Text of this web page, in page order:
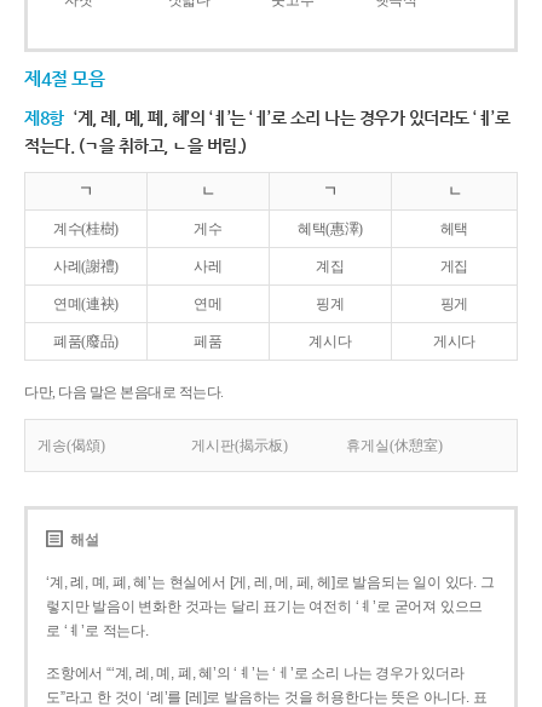
제4절 모음
제8항 ‘계, 례, 몌, 폐, 혜’의 ‘ㅖ’는 ‘ㅔ’로 소리 나는 경우가 있더라도 ‘ㅖ’로
적는다. (ㄱ을 취하고, ㄴ을 버림.)
ㄱ ㄴ ㄱ ㄴ
계수(桂樹) 게수 혜택(惠澤) 헤택
사례(謝禮) 사레 계집 게집
연몌(連袂) 연메 핑계 핑게
폐품(廢品) 페품 계시다 게시다
다만, 다음 말은 본음대로 적는다.
게송(偈頌) 게시판(揭示板) 휴게실(休憩室)
해설
‘계, 례, 몌, 폐, 혜’는 현실에서 [게, 레, 메, 페, 헤]로 발음되는 일이 있다. 그
렇지만 발음이 변화한 것과는 달리 표기는 여전히 ‘ㅖ’로 굳어져 있으므
로 ‘ㅖ’로 적는다.
조항에서 “‘계, 례, 몌, 폐, 혜’의 ‘ㅖ’는 ‘ㅔ’로 소리 나는 경우가 있더라
도”라고 한 것이 ‘례’를 [레]로 발음하는 것을 허용한다는 뜻은 아니다. 표